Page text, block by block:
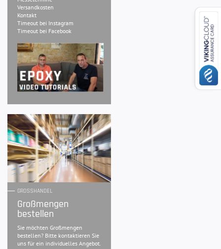
Versandkosten
Kontakt
Timeout bei Instagram
Timeout bei Facebook
GROSSHANDEL
Großmengen
bestellen
Sie möchten Großmengen
bestellen? Bitte kontaktieren Sie
uns für ein individuelles Angebot.